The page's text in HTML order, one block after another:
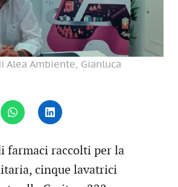
Alea Ambiente, Gianluca
farmaci raccolti per la
cinque lavatrici